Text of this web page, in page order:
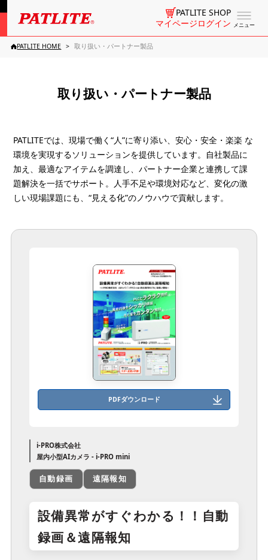
メニュー
PATLITE SHOP
マイページログイン
PATLITE HOME 取り扱い・パートナー製品
取り扱い・パートナー製品
PATLITEでは、現場で働く“人”に寄り添い、安心・安全・楽楽 な
環境を実現するソリューションを提供しています。自社製品に
加え、最適なアイテムを調達し、パートナー企業と連携して課
題解決を一括でサポート。人手不足や環境対応など、変化の激
しい現場課題にも、“見える化”のノウハウで貢献します。
PDFダウンロード
i-PRO株式会社
屋内小型AIカメラ - i-PRO mini
自動録画 遠隔報知
設備異常がすぐわかる！！自動
録画＆遠隔報知